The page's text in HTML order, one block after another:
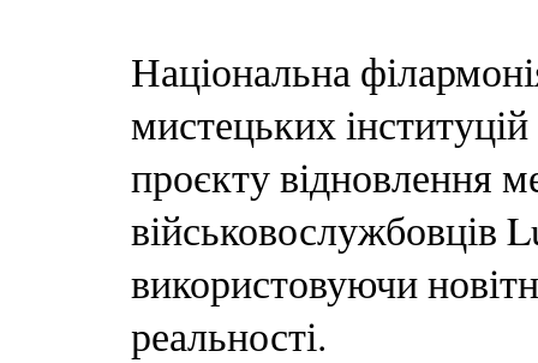
Національна
мистецьких
проєкту відновлення
військовослужбовців
використовуючи
реальності.